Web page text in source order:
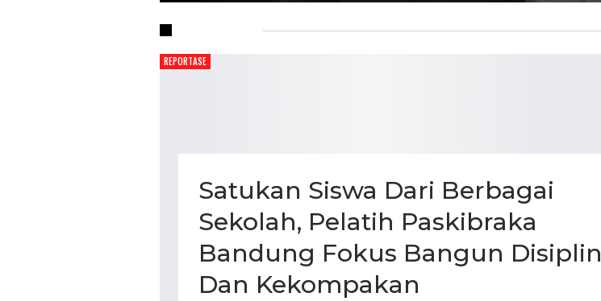
REPORTASE
Satukan Siswa Dari Berbagai
Sekolah, Pelatih Paskibraka
Bandung Fokus Bangun Disiplin
Dan Kekompakan